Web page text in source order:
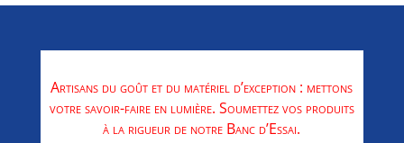
Artisans du goût et du matériel d’exception : mettons
votre savoir-faire en lumière. Soumettez vos produits
à la rigueur de notre Banc d’Essai.